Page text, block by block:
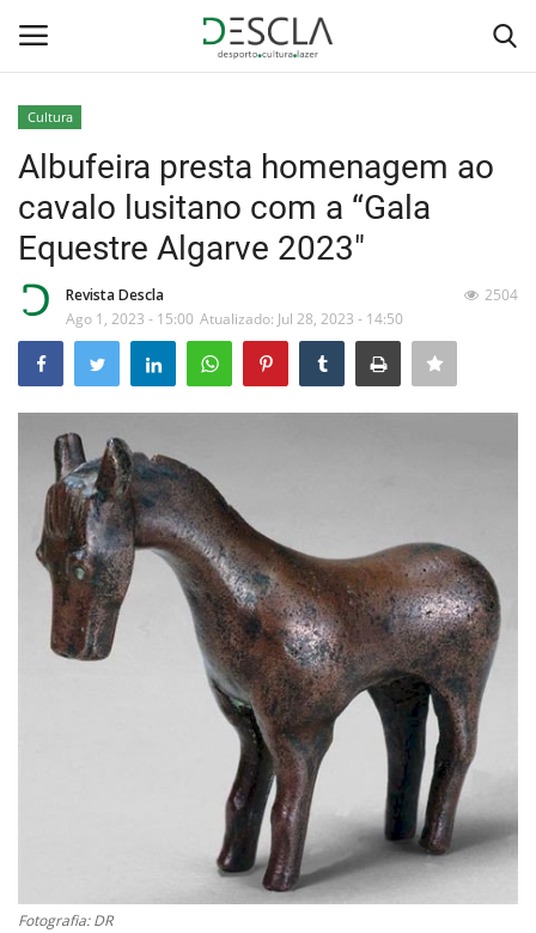
Home
...by Descla
Desporto
Sobre Nós
Educação
Estatuto Editorial
Saúde
Cultura
Albufeira presta homenagem ao
cavalo lusitano com a “Gala
Equestre Algarve 2023"
Revista Descla
Ago 1, 2023 - 15:00 Atualizado: Jul 28, 2023 - 14:50
2504
Fotografia: DR